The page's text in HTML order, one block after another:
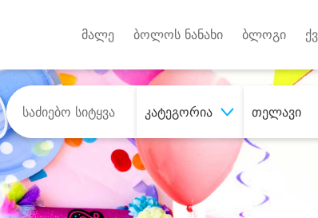
მალე ბოლოს ნანახი ბლოგი
კატეგორია თელავი
შეიძინე სასურველი